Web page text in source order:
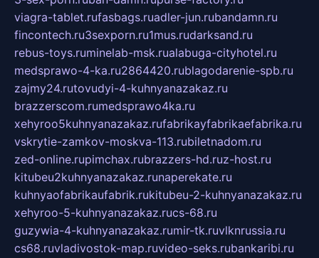
viagra-tablet.rufasbags.ruadler-jun.rubandamn.ru
fincontech.ru3sexporn.ru1mus.rudarksand.ru
rebus-toys.ruminelab-msk.rualabuga-cityhotel.ru
medsprawo-4-ka.ru2864420.rublagodarenie-spb.ru
zajmy24.rutovudyi-4-kuhnyanazakaz.ru
brazzerscom.rumedsprawo4ka.ru
xehyroo5kuhnyanazakaz.rufabrikayfabrikaefabrika.ru
vskrytie-zamkov-moskva-113.rubiletnadom.ru
zed-online.rupimchax.rubrazzers-hd.ruz-host.ru
kitubeu2kuhnyanazakaz.runaperekate.ru
kuhnyaofabrikaufabrik.rukitubeu-2-kuhnyanazakaz.ru
xehyroo-5-kuhnyanazakaz.rucs-68.ru
guzywia-4-kuhnyanazakaz.rumir-tk.ruvlknrussia.ru
cs68.ruvladivostok-map.ruvideo-seks.rubankaribi.ru